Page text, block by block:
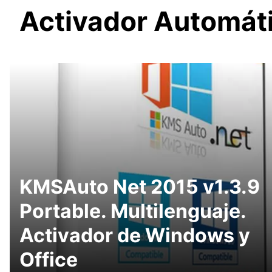
Activador
KMSAuto Net 2015 v1.3.9
Portable. Multilenguaje.
Activador de Windows y
Office